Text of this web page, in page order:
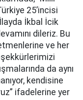
25’incisi
İkbal İcik
dileriz. Bu
ve her
da aynı
kendisine
ifadelerine yer